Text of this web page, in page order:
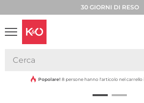
30 GIORNI DI RESO
VIBES
Sostenibile
Popolare! 8 persone hanno l'articolo nel